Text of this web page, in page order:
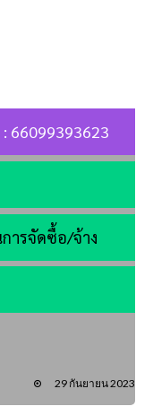
: 66099393623
การจัดซื้อ/จ้าง
29 กันยายน 2023